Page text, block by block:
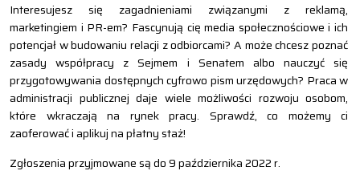
Interesujesz się zagadnieniami związanymi z reklamą,
marketingiem i PR-em? Fascynują cię media społecznościowe i ich
potencjał w budowaniu relacji z odbiorcami? A może chcesz poznać
zasady współpracy z Sejmem i Senatem albo nauczyć się
przygotowywania dostępnych cyfrowo pism urzędowych? Praca w
administracji publicznej daje wiele możliwości rozwoju osobom,
które wkraczają na rynek pracy. Sprawdź, co możemy ci
zaoferować i aplikuj na płatny staż!
Zgłoszenia przyjmowane są do 9 października 2022 r.